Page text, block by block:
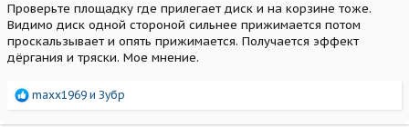
Проверьте площадку где прилегает диск и на корзине тоже.
Видимо диск одной стороной сильнее прижимается потом
проскальзывает и опять прижимается. Получается эффект
дёргания и тряски. Мое мнение.
Р
а
maxx1969 и Зубр